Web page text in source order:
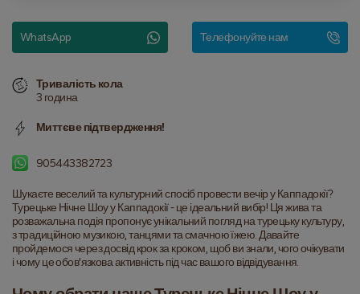
Шукаєте веселий та культурний спосіб провести вечір у Каппадокії?
Турецьке Нічне Шоу у Каппадокії - це ідеальний вибір! Ця жива та
розважальна подія пропонує унікальний погляд на турецьку культуру,
з традиційною музикою, танцями та смачною їжею. Давайте
пройдемося через досвід крок за кроком, щоб ви знали, чого очікувати
і чому це обов'язкова активність під час вашого відвідування.
WhatsApp Телефонуйте нам
Тривалість кола
3 година
Миттєве підтвердження!
905443382723